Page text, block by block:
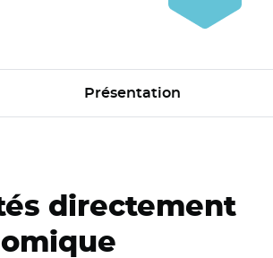
Présentation
directement